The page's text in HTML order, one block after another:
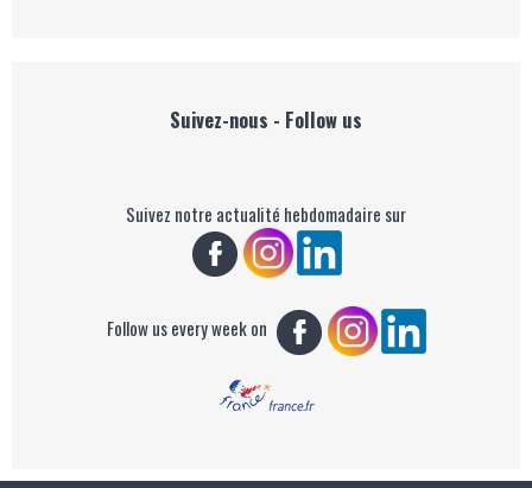
Suivez-nous - Follow us
Suivez notre actualité hebdomadaire sur
Follow us every week on